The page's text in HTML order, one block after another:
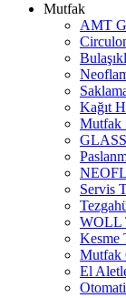
Mutfak
AMT
Kağıt
Mutfak
Servis
WOLL
Kesme
Mutfak
El